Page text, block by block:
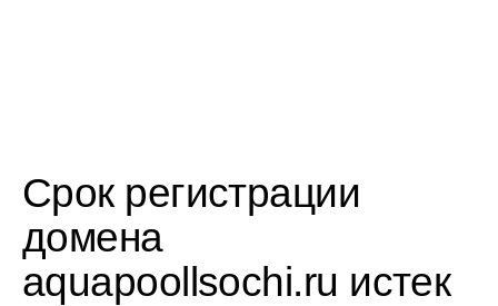
Срок регистрации
домена
aquapoollsochi.ru истек